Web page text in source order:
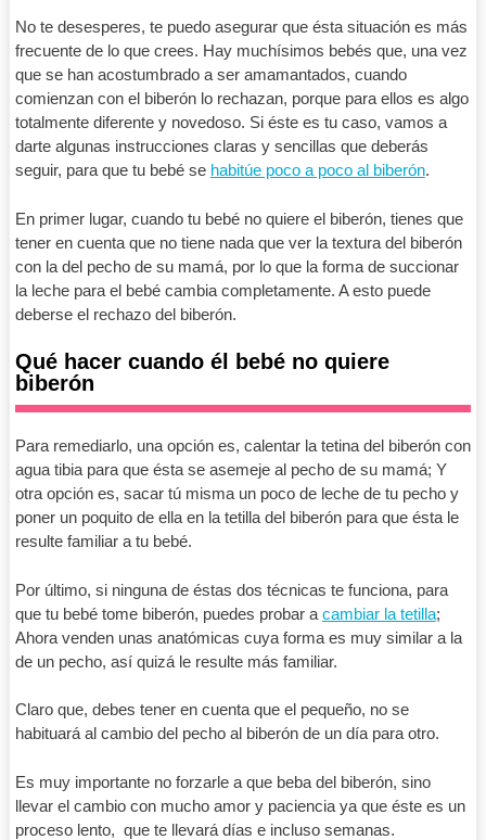
No te desesperes, te puedo asegurar que ésta situación es más
frecuente de lo que crees. Hay muchísimos bebés que, una vez
que se han acostumbrado a ser amamantados, cuando
comienzan con el biberón lo rechazan, porque para ellos es algo
totalmente diferente y novedoso. Si éste es tu caso, vamos a
darte algunas instrucciones claras y sencillas que deberás
seguir, para que tu bebé se habitúe poco a poco al biberón.
En primer lugar, cuando tu bebé no quiere el biberón, tienes que
tener en cuenta que no tiene nada que ver la textura del biberón
con la del pecho de su mamá, por lo que la forma de succionar
la leche para el bebé cambia completamente. A esto puede
deberse el rechazo del biberón.
Qué hacer cuando él bebé no quiere
biberón
Para remediarlo, una opción es, calentar la tetina del biberón con
agua tibia para que ésta se asemeje al pecho de su mamá; Y
otra opción es, sacar tú misma un poco de leche de tu pecho y
poner un poquito de ella en la tetilla del biberón para que ésta le
resulte familiar a tu bebé.
Por último, si ninguna de éstas dos técnicas te funciona, para
que tu bebé tome biberón, puedes probar a cambiar la tetilla;
Ahora venden unas anatómicas cuya forma es muy similar a la
de un pecho, así quizá le resulte más familiar.
Claro que, debes tener en cuenta que el pequeño, no se
habituará al cambio del pecho al biberón de un día para otro.
Es muy importante no forzarle a que beba del biberón, sino
llevar el cambio con mucho amor y paciencia ya que éste es un
proceso lento, que te llevará días e incluso semanas.